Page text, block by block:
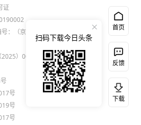
证
：（京）网药械信
2025）0000021
号
号
号
首页
反馈
下载
扫码下载今日头条